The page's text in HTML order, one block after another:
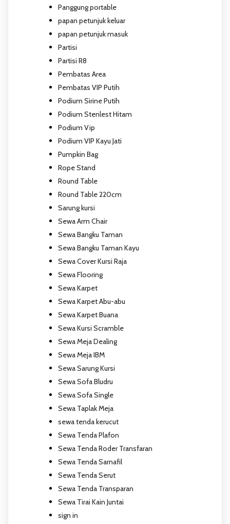
Panggung portable
papan petunjuk keluar
papan petunjuk masuk
Partisi
Partisi R8
Pembatas Area
Pembatas VIP Putih
Podium Sirine Putih
Podium Stenlest Hitam
Podium Vip
Podium VIP Kayu Jati
Pumpkin Bag
Rope Stand
Round Table
Round Table 220cm
Sarung kursi
Sewa Arm Chair
Sewa Bangku Taman
Sewa Bangku Taman Kayu
Sewa Cover Kursi Raja
Sewa Flooring
Sewa Karpet
Sewa Karpet Abu-abu
Sewa Karpet Buana
Sewa Kursi Scramble
Sewa Meja Dealing
Sewa Meja IBM
Sewa Sarung Kursi
Sewa Sofa Bludru
Sewa Sofa Single
Sewa Taplak Meja
sewa tenda kerucut
Sewa Tenda Plafon
Sewa Tenda Roder Transfaran
Sewa Tenda Sarnafil
Sewa Tenda Serut
Sewa Tenda Transparan
Sewa Tirai Kain Juntai
sign in